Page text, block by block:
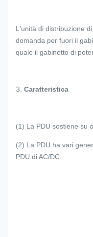
L'unità di distribuzione
domanda per fuori il
quale il gabinetto di
3. Caratteristica
(1) La PDU sostiene su
(2) La PDU ha vari
PDU di AC/DC.